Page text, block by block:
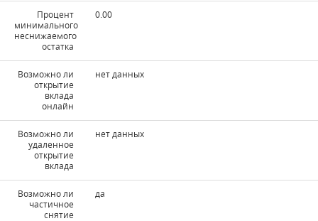
Процент
минимального
неснижаемого
остатка
0.00
Возможно ли
открытие
вклада
онлайн
нет данных
Возможно ли
удаленное
открытие
вклада
нет данных
Возможно ли
частичное
снятие
да